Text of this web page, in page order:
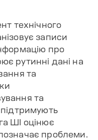
технічного
записи
про
рутинні дані на
та
та
підтримують
ШІ оцінює
проблеми.